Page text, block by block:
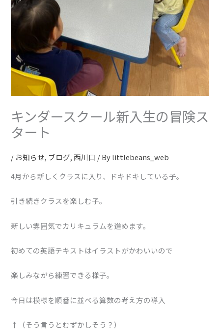
キンダースクール新入生の冒険ス
タート
/ お知らせ, ブログ,西川口 / Bylittlebeans_web
4月から新しくクラスに入り、ドキドキしている子。
引き続きクラスを楽しむ子。
新しい雰囲気でカリキュラムを進めます。
初めての英語テキストはイラストがかわいいので
楽しみながら練習できる様子。
今日は模様を順番に並べる算数の考え方の導入
↑（そう言うとむずかしそう？）